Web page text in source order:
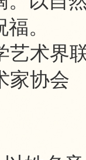
。
艺术界
家协会